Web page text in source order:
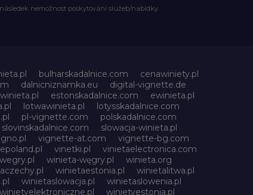
nemožnost poskytování služeb/nabídky.
bulharskadalnice.com
cenawiniety.pl
dalnicniznamka.eu
digital-vignette.de
estonskadalnice.com
ewinieta.pl
lotwawinieta.pl
lotysskadalnice.com
pl-vignette.com
polskadalnice.com
slovinskadalnice.com
slowacja-winieta.pl
vignette-at.com
vignette-bg.com
vinetki.pl
vinietaelectronica.com
winieta-węgry.pl
winieta.org
winietaestonia.pl
winietalitwa.pl
winietaslowacja.pl
winietaslowenia.pl
winietyelektroniczne.pl winietyestonia.pl